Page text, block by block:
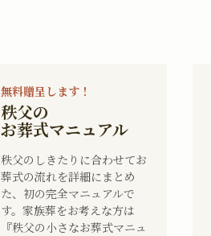
無料贈呈します！
秩父の
お葬式マニュアル
秩父のしきたりに合わせてお
葬式の流れを詳細にまとめ
た、初の完全マニュアルで
す。家族葬をお考えな方は
『秩父の小さなお葬式マニュ